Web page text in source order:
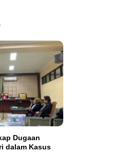
Dugaan
dalam Kasus